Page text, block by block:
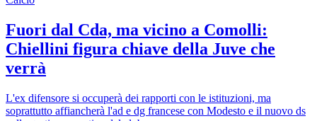
Fuori dal Cda, ma vicino a Comolli:
Chiellini figura chiave della Juve che
verrà
L'ex difensore si occuperà dei rapporti con le istituzioni, ma
soprattutto affiancherà l'ad e dg francese con Modesto e il nuovo ds